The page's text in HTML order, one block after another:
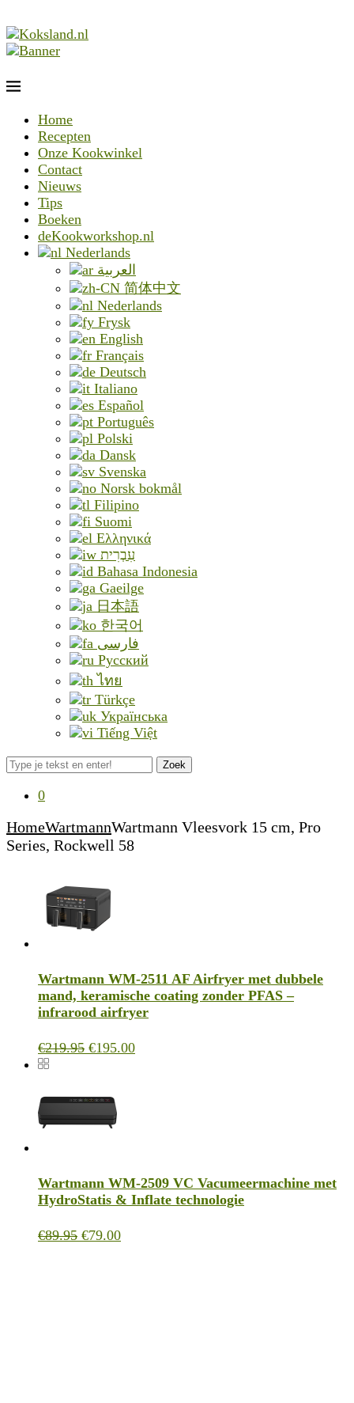
Home
Recepten
Onze Kookwinkel
Contact
Nieuws
Tips
Boeken
deKookworkshop.nl
Nederlands
العربية
简体中文
Nederlands
Frysk
English
Français
Deutsch
Italiano
Español
Português
Polski
Dansk
Svenska
Norsk bokmål
Filipino
Suomi
Ελληνικά
עִבְרִית
Bahasa Indonesia
Gaeilge
日本語
한국어
فارسی
Русский
ไทย
Türkçe
Українська
Tiếng Việt
Zoek
0
HomeWartmannWartmann Vleesvork 15 cm, Pro
Series, Rockwell 58
Wartmann WM-2511 AF Airfryer met dubbele
mand, keramische coating zonder PFAS –
infrarood airfryer
€219.95 Oorspronkelijke
€219.95.
€195.00Huidige
Wartmann WM-2509 VC Vacumeermachine met
HydroStatis & Inflate technologie
€89.95 Oorspronkelijke
€79.00Huidige